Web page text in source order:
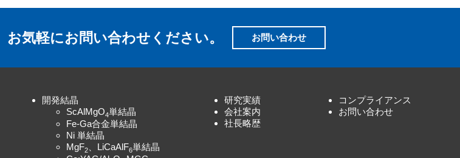
お気軽にお問い合わせください。 お問い合わせ
開発結晶
ScAlMgO4単結晶
Fe-Ga合金単結晶
Ni 単結晶
MgF2 、LiCaAlF6単結晶
研究実績
会社案内
社長略歴
コンプライアンス
お問い合わせ